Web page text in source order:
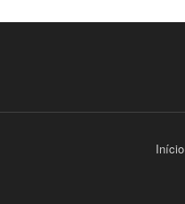
Início